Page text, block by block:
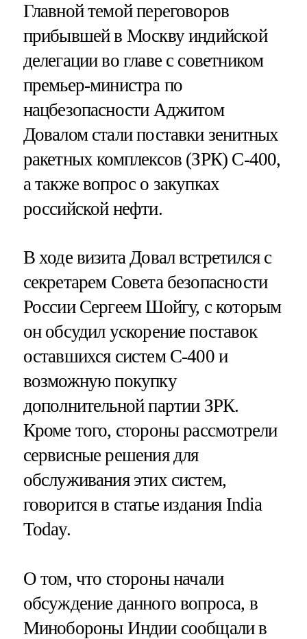
Главной темой переговоров
прибывшей в Москву индийской
делегации во главе с советником
премьер-министра по
нацбезопасности Аджитом
Довалом стали поставки зенитных
ракетных комплексов (ЗРК) С-400,
а также вопрос о закупках
российской нефти.
В ходе визита Довал встретился с
секретарем Совета безопасности
России Сергеем Шойгу, с которым
он обсудил ускорение поставок
оставшихся систем С-400 и
возможную покупку
дополнительной партии ЗРК.
Кроме того, стороны рассмотрели
сервисные решения для
обслуживания этих систем,
говорится в статье издания India
Today.
О том, что стороны начали
обсуждение данного вопроса, в
Минобороны Индии сообщали в